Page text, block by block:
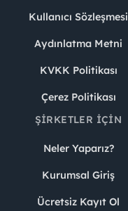
Kullanıcı Sözleşmesi
Aydınlatma Metni
KVKK Politikası
Çerez Politikası
ŞIRKETLER İÇIN
Neler Yaparız?
Kurumsal Giriş
Ücretsiz Kayıt Ol